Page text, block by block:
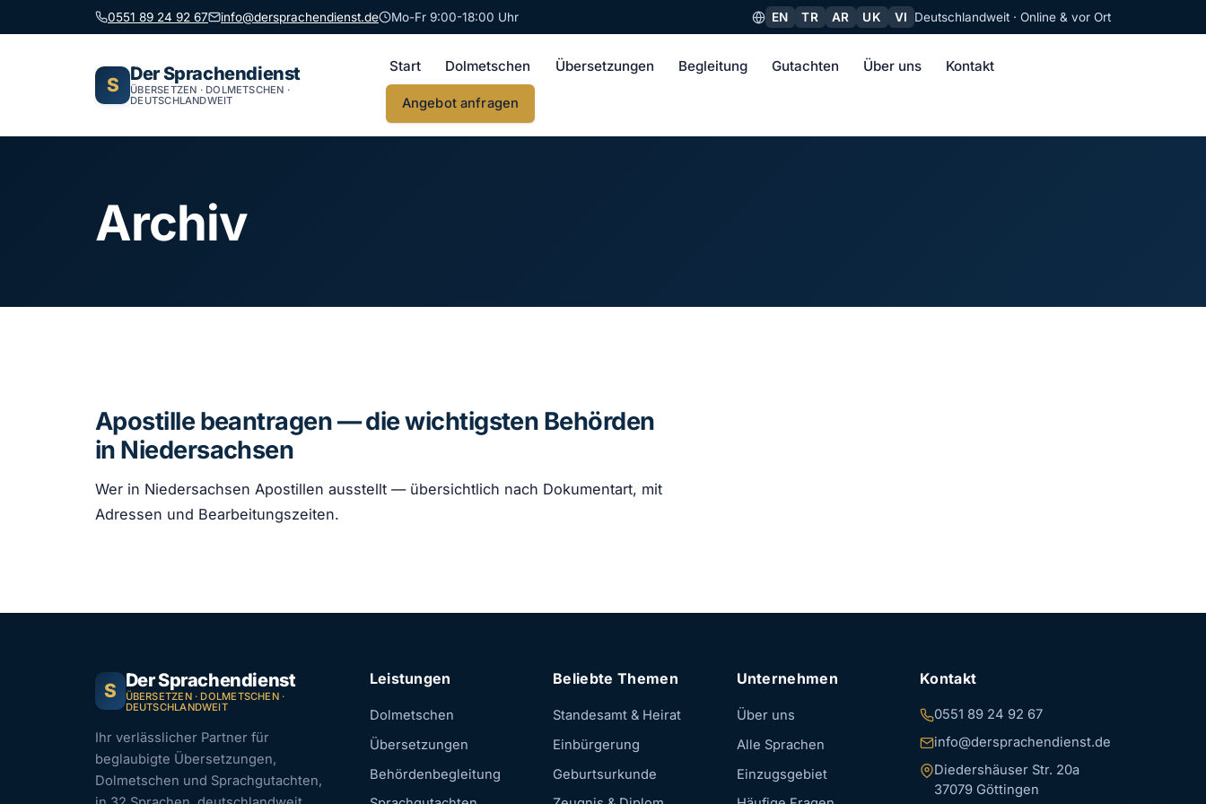
0551 89 24 92 67 info@dersprachendienst.de Mo-Fr 9:00-18:00 Uhr EN TR AR UK VI Deutschlandweit · Online & vor Ort
S Der Sprachendienst
ÜBERSETZEN · DOLMETSCHEN ·
DEUTSCHLANDWEIT
Start Dolmetschen Übersetzungen Begleitung Gutachten Über uns Kontakt
Angebot anfragen
Archiv
Apostille beantragen — die wichtigsten Behörden
in Niedersachsen
Wer in Niedersachsen Apostillen ausstellt — übersichtlich nach Dokumentart, mit
Adressen und Bearbeitungszeiten.
S Der Sprachendienst
ÜBERSETZEN · DOLMETSCHEN ·
DEUTSCHLANDWEIT
Ihr verlässlicher Partner für
beglaubigte Übersetzungen,
Dolmetschen und Sprachgutachten,
Leistungen
Dolmetschen
Übersetzungen
Behördenbegleitung
Beliebte Themen
Standesamt & Heirat
Einbürgerung
Geburtsurkunde
Unternehmen
Über uns
Alle Sprachen
Einzugsgebiet
Kontakt
0551 89 24 92 67
info@dersprachendienst.de
Diedershäuser Str. 20a
37079 Göttingen